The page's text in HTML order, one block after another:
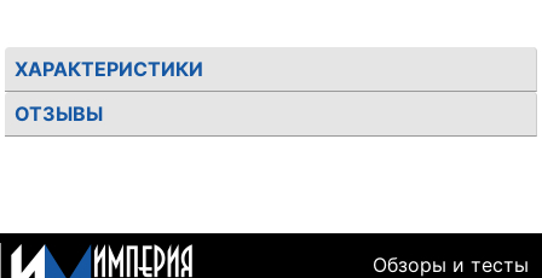
ХАРАКТЕРИСТИКИ
ОТЗЫВЫ
Обзоры и тесты